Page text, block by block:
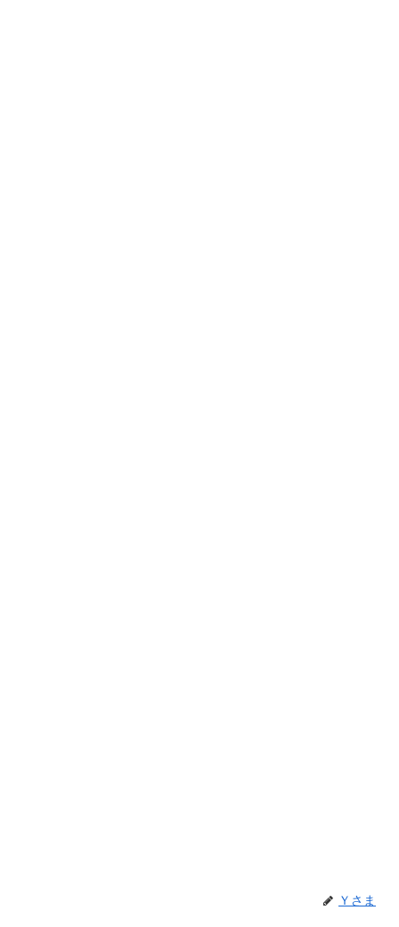
Ｙさま